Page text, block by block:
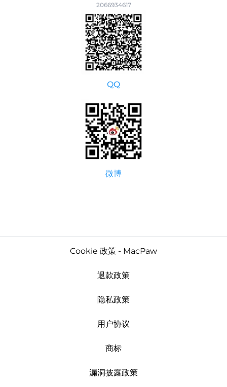
2066934617
QQ
微博
Cookie 政策 - MacPaw
退款政策
隐私政策
用户协议
商标
漏洞披露政策